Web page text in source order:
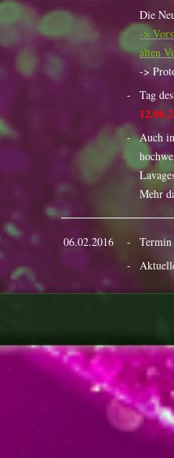
Die
->
alten
->
-
Tag
- Auch
Mehr
06.02.2016 -
-